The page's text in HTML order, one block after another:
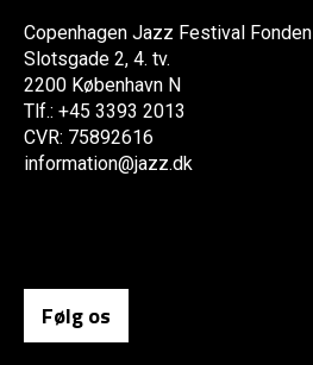
Copenhagen Jazz Festival Fonden
Slotsgade 2, 4. tv.
2200 København N
Tlf.: +45 3393 2013
CVR: 75892616
information@jazz.dk
Følg os